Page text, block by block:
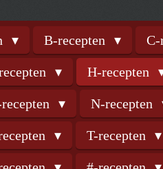
B-recepten C-
H-recepten
N-recepten
T-recepten